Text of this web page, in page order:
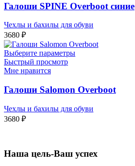
Галоши SPINE Overboot синие
Чехлы и бахилы для обуви
3680 ₽
Выберите параметры
Быстрый просмотр
Мне нравится
Галоши Salomon Overboot
Чехлы и бахилы для обуви
3680 ₽
Наша цель-Ваш успех